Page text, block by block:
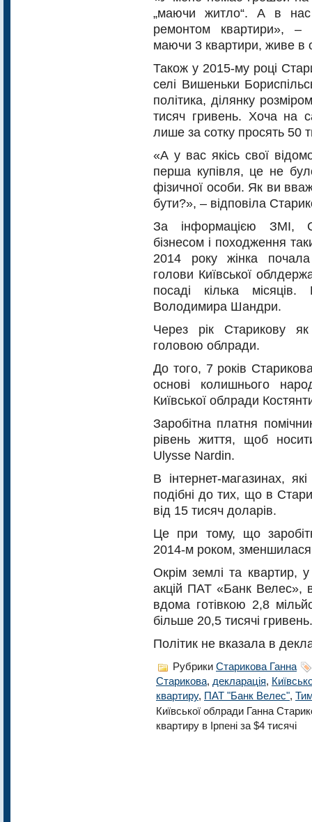
„маючи житло“. А в
ремонтом квартири», –
маючи 3 квартири, живе в
Також у 2015-му році
селі Вишеньки
політика, ділянку
тисяч гривень. Хоча на
лише за сотку просять 50
«А у вас якісь свої
перша купівля, це не
фізичної особи. Як ви
бути?», – відповіла
За інформацією ЗМІ,
бізнесом і походження
2014 року жінка
голови Київської
посаді кілька
Володимира Шандри.
Через рік Старикову
головою облради.
До того, 7 років
основі колишнього
Київської облради
Заробітна платня
рівень життя, щоб
Ulysse Nardin.
В інтернет-магазинах,
подібні до тих, що в
від 15 тисяч доларів.
Це при тому, що
2014-м роком, зменшилася
Окрім землі та квартир,
акцій ПАТ «Банк Велес»,
вдома готівкою 2,8
більше 20,5 тисячі гривень.
Політик не вказала в
Рубрики Старикова Ганна
Старикова, декларація,
квартиру, ПАТ "Банк Велес",
Київської облради Ганна
квартиру в Ірпені за $4 тисячі